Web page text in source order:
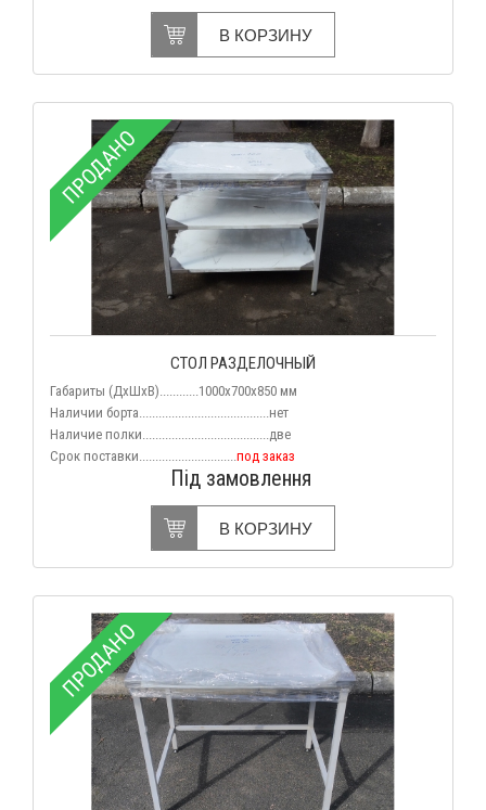
В КОРЗИНУ
ПРОДАНО
СТОЛ РАЗДЕЛОЧНЫЙ
Габариты (ДхШхВ)............1000x700x850 мм
Наличии борта........................................нет
Наличие полки.......................................две
Срок поставки..............................под заказ
Під замовлення
В КОРЗИНУ
ПРОДАНО